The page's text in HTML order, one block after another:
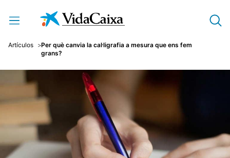
Salta al contingut principal
Artículos
Per què canvia la cal·ligrafia a mesura que ens fem
grans?